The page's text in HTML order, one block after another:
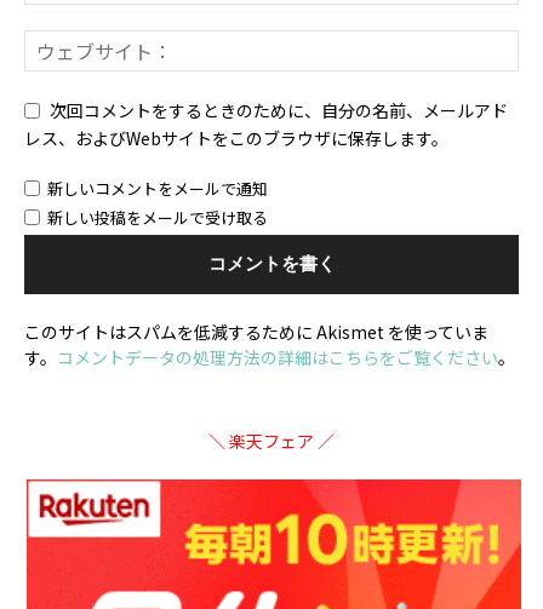
次回コメントをするときのために、自分の名前、メールアド
レス、およびWebサイトをこのブラウザに保存します。
新しいコメントをメールで通知
新しい投稿をメールで受け取る
このサイトはスパムを低減するために Akismet を使っていま
す。 コメントデータの処理方法の詳細はこちらをご覧ください。
＼ 楽天フェア ／